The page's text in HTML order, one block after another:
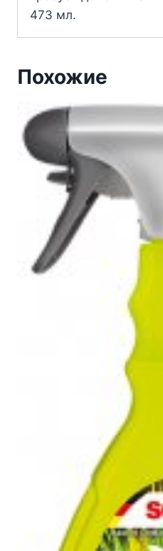
473 мл.
Похожие